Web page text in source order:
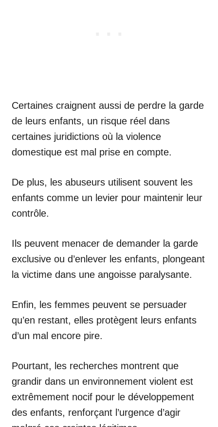
Certaines craignent aussi de perdre la garde
de leurs enfants, un risque réel dans
certaines juridictions où la violence
domestique est mal prise en compte.
De plus, les abuseurs utilisent souvent les
enfants comme un levier pour maintenir leur
contrôle.
Ils peuvent menacer de demander la garde
exclusive ou d’enlever les enfants, plongeant
la victime dans une angoisse paralysante.
Enfin, les femmes peuvent se persuader
qu’en restant, elles protègent leurs enfants
d’un mal encore pire.
Pourtant, les recherches montrent que
grandir dans un environnement violent est
extrêmement nocif pour le développement
des enfants, renforçant l’urgence d’agir